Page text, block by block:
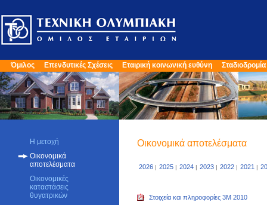
Όμιλος Επενδυτικές Σχέσεις Εταιρική κοινωνική ευθύνη Σταδιοδρομία
Η μετοχή
Οικονομικά
αποτελέσματα
Οικονομικές
καταστάσεις
θυγατρικών
Οικονομικά αποτελέσματα
2026 | 2025 | 2024 | 2023 | 2022 | 2021 |
Στοιχεία και πληροφορίες 3Μ 2010